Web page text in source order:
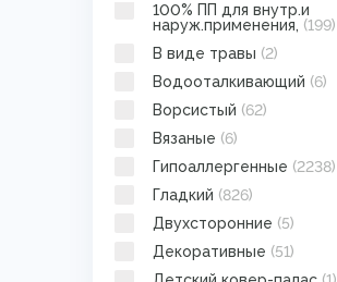
Подложки(4)
Покрывала из меха
Прованс
С длинным ворсом
Скандинавский
(928)
Современный
Современный стиль
Специальный(13)
100% ПП для внутр.и
наруж.применения, (199)
В виде травы (2)
Водооталкивающий (6)
Ворсистый (62)
Вязаные (6)
Гипоаллергенные (2238)
Гладкий (826)
Двухсторонние (5)
Декоративные (51)